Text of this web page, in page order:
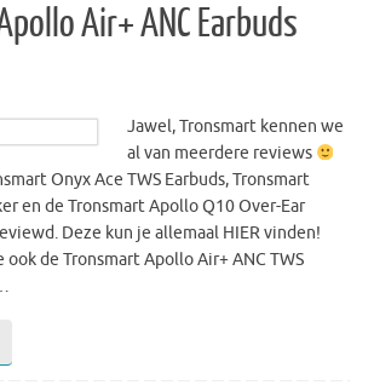
Air+ ANC Earbuds
Jawel, Tronsmart kennen we
al van meerdere reviews
Onyx Ace TWS Earbuds, Tronsmart
en de Tronsmart Apollo Q10 Over-Ear
Deze kun je allemaal HIER vinden!
ook de Tronsmart Apollo Air+ ANC TWS